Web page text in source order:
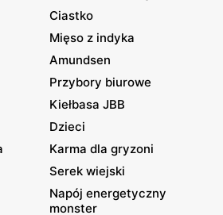
Ciastko
Mięso z indyka
Amundsen
Przybory biurowe
Kiełbasa JBB
Dzieci
Karma dla gryzoni
Serek wiejski
Napój energetyczny
monster